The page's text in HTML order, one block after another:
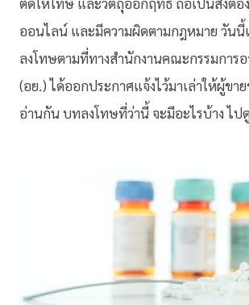
ออนไลน์ และมีความผิดตามกฎหมาย วันนี้
ลงโทษตามที่ทางสำนักงานคณะกรรมการ
(อย.) ได้ออกประกาศแจ้งไว้มาเล่าให้ผู้ขา
อ่านกัน บทลงโทษที่ว่านี้ จะมีอะไรบ้าง ไ